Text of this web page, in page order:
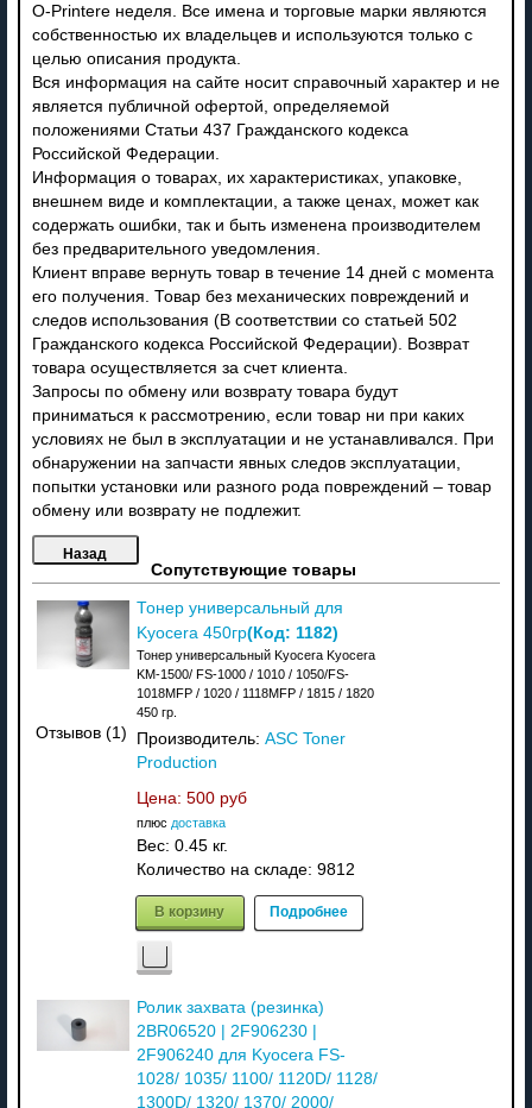
O-Printere неделя. Все имена и торговые марки являются
собственностью их владельцев и используются только с
целью описания продукта.
Вся информация на сайте носит справочный характер и не
является публичной офертой, определяемой
положениями Статьи 437 Гражданского кодекса
Российской Федерации.
Информация о товарах, их характеристиках, упаковке,
внешнем виде и комплектации, а также ценах, может как
содержать ошибки, так и быть изменена производителем
без предварительного уведомления.
Клиент вправе вернуть товар в течение 14 дней с момента
его получения. Товар без механических повреждений и
следов использования (В соответствии со статьей 502
Гражданского кодекса Российской Федерации). Возврат
товара осуществляется за счет клиента.
Запросы по обмену или возврату товара будут
приниматься к рассмотрению, если товар ни при каких
условиях не был в эксплуатации и не устанавливался. При
обнаружении на запчасти явных следов эксплуатации,
попытки установки или разного рода повреждений – товар
обмену или возврату не подлежит.
Сопутствующие товары
Отзывов (1)
Тонер универсальный для
Kyocera 450гр(Код: 1182)
Тонер универсальный Kyocera Kyocera
KM-1500/ FS-1000 / 1010 / 1050/FS-
1018MFP / 1020 / 1118MFP / 1815 / 1820
450 гр.
Производитель: ASC Toner
Production
Цена: 500 руб
плюс доставка
Вес: 0.45 кг.
Количество на складе: 9812
В корзину Подробнее
Ролик захвата (резинка)
2BR06520 | 2F906230 |
2F906240 для Kyocera FS-
1028/ 1035/ 1100/ 1120D/ 1128/
1300D/ 1320/ 1370/ 2000/